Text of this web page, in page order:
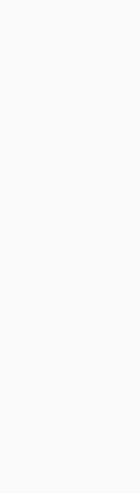
Ус
Sod